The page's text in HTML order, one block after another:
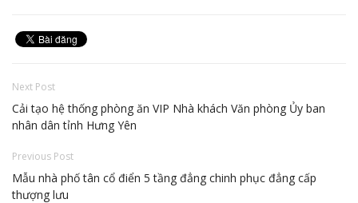
Next Post
Cải tạo hệ thống phòng ăn VIP Nhà khách Văn phòng Ủy ban
nhân dân tỉnh Hưng Yên
Previous Post
Mẫu nhà phố tân cổ điển 5 tầng đẳng chinh phục đẳng cấp
thượng lưu